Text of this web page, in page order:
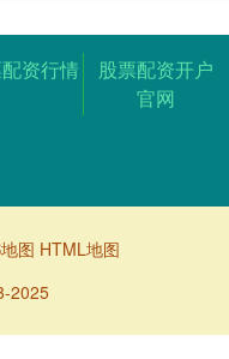
资行情
股票配资开户
官网
图 HTML地图
2025